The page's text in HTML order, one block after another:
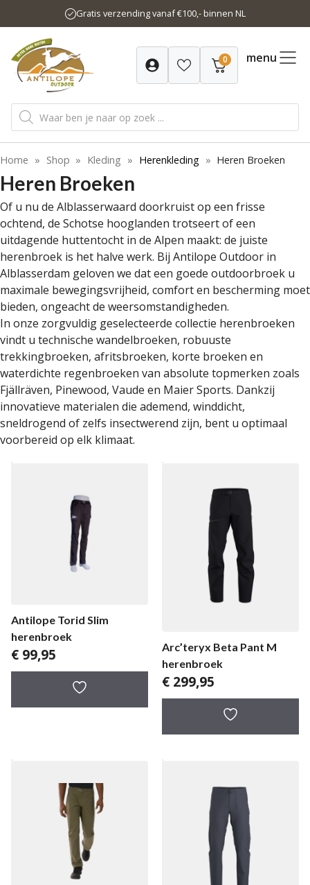
naar
inhoud
Gratis verzending vanaf €100,- binnen NL
0 menu
Producten
zoeken
Home » Shop » Kleding » Herenkleding » Heren Broeken
Heren Broeken
Of u nu de Alblasserwaard doorkruist op een frisse
ochtend, de Schotse hooglanden trotseert of een
uitdagende huttentocht in de Alpen maakt: de juiste
herenbroek is het halve werk. Bij Antilope Outdoor in
Alblasserdam geloven we dat een goede outdoorbroek u
maximale bewegingsvrijheid, comfort en bescherming moet
bieden, ongeacht de weersomstandigheden.
In onze zorgvuldig geselecteerde collectie herenbroeken
vindt u technische wandelbroeken, robuuste
trekkingbroeken, afritsbroeken, korte broeken en
waterdichte regenbroeken van absolute topmerken zoals
Fjällräven, Pinewood, Vaude en Maier Sports. Dankzij
innovatieve materialen die ademend, winddicht,
sneldrogend of zelfs insectwerend zijn, bent u optimaal
voorbereid op elk klimaat.
Antilope Torid Slim
herenbroek
€ 99,95
Arc’teryx Beta Pant M
herenbroek
€ 299,95